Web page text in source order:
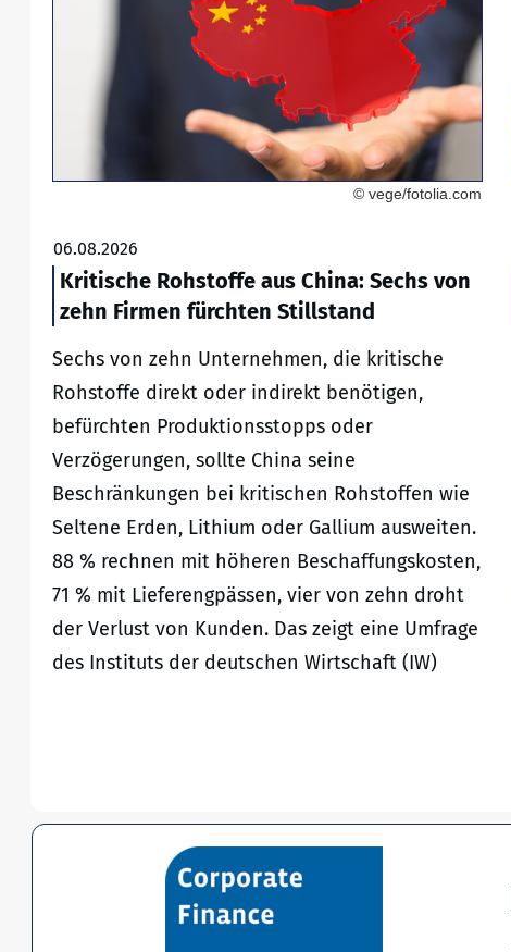
© vege/fotolia.com
06.08.2026
Kritische Rohstoffe aus China: Sechs von
zehn Firmen fürchten Stillstand
Sechs von zehn Unternehmen, die kritische
Rohstoffe direkt oder indirekt benötigen,
befürchten Produktionsstopps oder
Verzögerungen, sollte China seine
Beschränkungen bei kritischen Rohstoffen wie
Seltene Erden, Lithium oder Gallium ausweiten.
88 % rechnen mit höheren Beschaffungskosten,
71 % mit Lieferengpässen, vier von zehn droht
der Verlust von Kunden. Das zeigt eine Umfrage
des Instituts der deutschen Wirtschaft (IW)